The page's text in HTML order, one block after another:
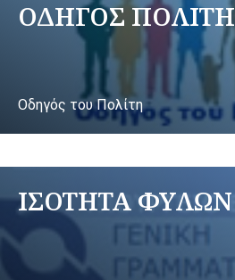
ΟΔΗΓΟΣ ΠΟΛΙΤΗ
Οδηγός του Πολίτη
ΙΣΟΤΗΤΑ ΦΥΛΩΝ